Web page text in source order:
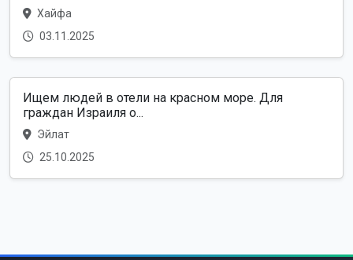
Хайфа
03.11.2025
Ищем людей в отели на красном море. Для
граждан Израиля о...
Эйлат
25.10.2025